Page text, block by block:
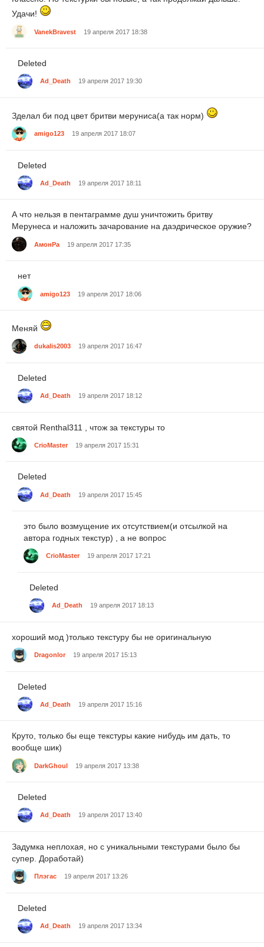
Удачи!
VanekBravest 19 апреля 2017 18:38
Deleted
Ad_Death 19 апреля 2017 19:30
Зделал би под цвет бритви меруниса(а так норм)
amigo123 19 апреля 2017 18:07
Deleted
Ad_Death 19 апреля 2017 18:11
А что нельзя в пентаграмме душ уничтожить бритву
Мерунеса и наложить зачарование на даэдрическое оружие?
АмонРа 19 апреля 2017 17:35
нет
amigo123 19 апреля 2017 18:06
Меняй
dukalis2003 19 апреля 2017 16:47
Deleted
Ad_Death 19 апреля 2017 18:12
святой Renthal311 , чтож за текстуры то
CrioMaster 19 апреля 2017 15:31
Deleted
Ad_Death 19 апреля 2017 15:45
это было возмущение их отсутствием(и отсылкой на
автора годных текстур) , а не вопрос
CrioMaster 19 апреля 2017 17:21
Deleted
Ad_Death 19 апреля 2017 18:13
хороший мод )только текстуру бы не оригинальную
Dragonlor 19 апреля 2017 15:13
Deleted
Ad_Death 19 апреля 2017 15:16
Круто, только бы еще текстуры какие нибудь им дать, то
вообще шик)
DarkGhoul 19 апреля 2017 13:38
Deleted
Ad_Death 19 апреля 2017 13:40
Задумка неплохая, но с уникальными текстурами было бы
супер. Доработай)
Плэгас 19 апреля 2017 13:26
Deleted
Ad_Death 19 апреля 2017 13:34